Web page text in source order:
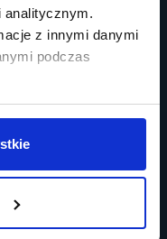
analitycznym.
z innymi danymi
podczas